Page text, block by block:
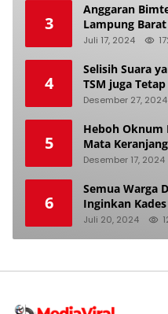
3
Anggaran
Lampung
Makan Anak
Juli 17, 2024
4
Selisih Suara
TSM juga
Keadilan Pemilu
Desember 27, 2024
5
Heboh Oknum
Mata
Desember 17, 2024
6
Semua Warga
Inginkan
Berhentikan
Juli 20, 2024